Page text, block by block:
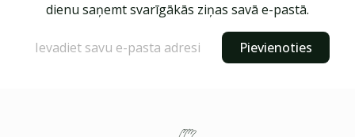
dienu saņemt svarīgākās ziņas savā e-pastā.
Pievienoties